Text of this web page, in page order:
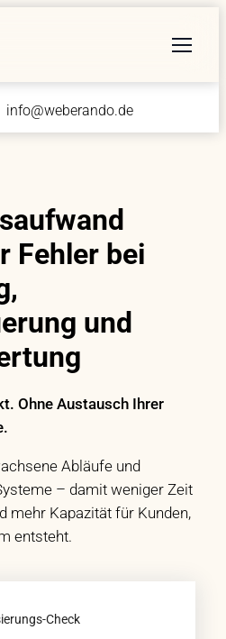
Fehler bei
und
Ohne Austausch Ihrer
Abläufe und
– damit weniger Zeit
mehr Kapazität für Kunden,
entsteht.
Check